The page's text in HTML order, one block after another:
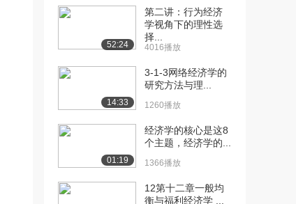
[10] 技术经济学导论
1451播放
11:52
[11] 技术经济学导论
11:11
[12] 技术经济学导论
11:09
[13] 技术经济学导论
12:55
52:24
第二讲：行为经济
学视角下的理性选
择...
4016播放
14:33
3-1-3网络经济学的
研究方法与理...
1260播放
01:19
经济学的核心是这8
个主题，经济学的...
1366播放
12第十二章一般均
衡与福利经济学 ...